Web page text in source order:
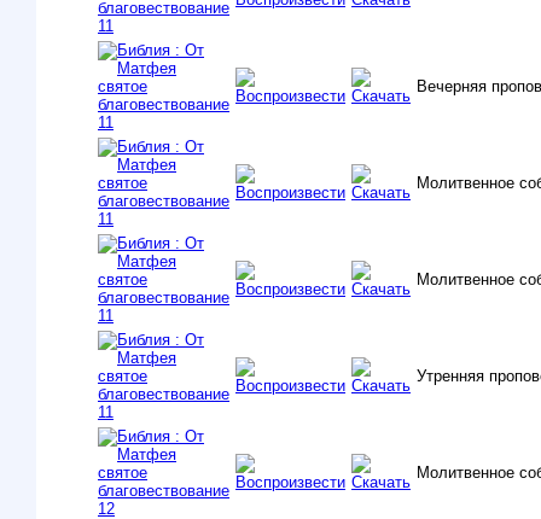
Вечерняя
Молитвенное
Молитвенное
Утренняя
Молитвенное